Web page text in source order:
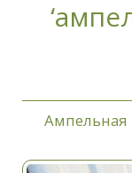
Ампельная